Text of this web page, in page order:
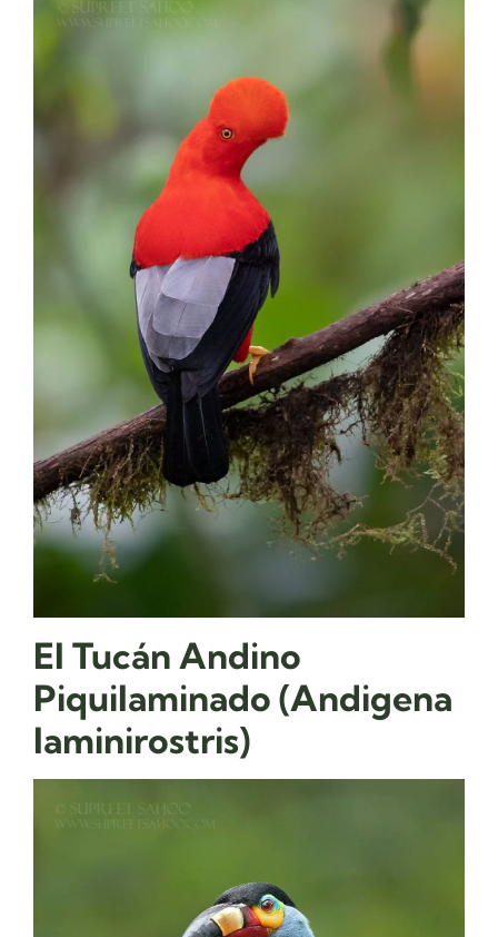
El Tucán Andino
Piquilaminado (Andigena
laminirostris)